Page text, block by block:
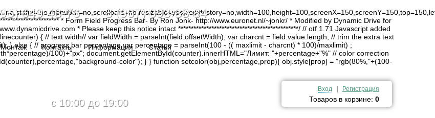
* Form Field Progress Bar- By Ron Jonk- http://www.euronet.nl/~jonkr/ * Modified by Dynamic Drive for
* Please keep this notice intact ***********************************************/ // otf 1.71 Javascript added
{ // text width// var fieldWidth = parseInt(field.offsetWidth); var charcnt = field.value.length; // trim the extra text
} else { // progress bar percentage var percentage = parseInt(100 - (( maxlimit - charcnt) * 100)/maxlimit) ;
100)+"px"; document.getElementById(counter).innerHTML="Лимит: "+percentage+"%" // color correction
color"); } } function setcolor(obj,percentage,prop){ obj.style[prop] = "rgb(80%,"+(100-
649-48-76 8 (967) 093-88-84
c 10:00 до 19:00
Вход | Регистрация
Товаров в корзине: 0
Монтаж Контакты Информация Статьи